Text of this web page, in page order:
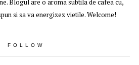
Blogul are o aroma subtila de cafea cu,
si sa va energizez vietile. Welcome!
FOLLOW